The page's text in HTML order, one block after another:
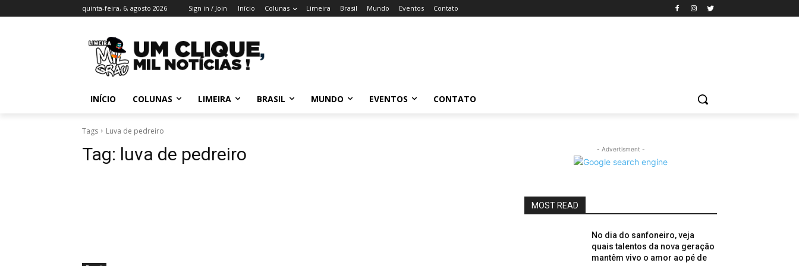
quinta-feira, 6, agosto 2026 Sign in / Join Início Colunas Limeira Brasil Mundo Eventos Contato
INÍCIO COLUNAS LIMEIRA BRASIL MUNDO EVENTOS CONTATO
Tags Luva de pedreiro
Tag: luva de pedreiro - Advertisment -
MOST READ
No dia do sanfoneiro, veja
quais talentos da nova geração
mantêm vivo o amor ao pé de